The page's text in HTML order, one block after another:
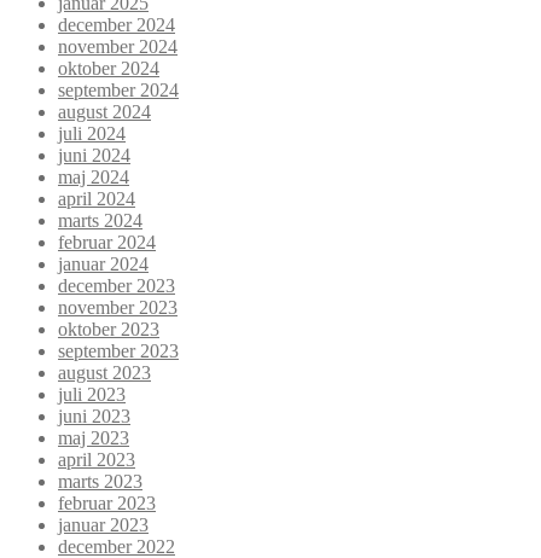
december 2024
november 2024
oktober 2024
september 2024
august 2024
juli 2024
juni 2024
maj 2024
april 2024
marts 2024
februar 2024
januar 2024
december 2023
november 2023
oktober 2023
september 2023
august 2023
juli 2023
juni 2023
maj 2023
april 2023
marts 2023
februar 2023
januar 2023
december 2022